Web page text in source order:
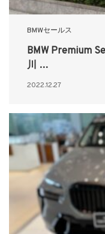
BMWセールス
BMW Premium
川 …
2022.12.27